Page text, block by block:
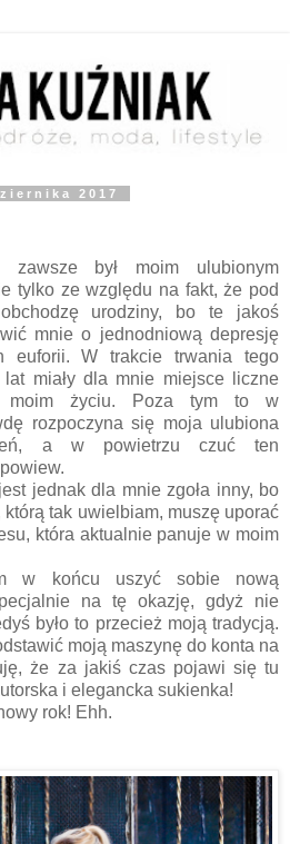
2017
zawsze był moim ulubionym
tylko ze względu na fakt, że pod
urodziny, bo te jakoś
mnie o jednodniową depresję
euforii. W trakcie trwania tego
miały dla mnie miejsce liczne
moim życiu. Poza tym to w
rozpoczyna się moja ulubiona
a w powietrzu czuć ten
jednak dla mnie zgoła inny, bo
tak uwielbiam, muszę uporać
która aktualnie panuje w moim
w końcu uszyć sobie nową
na tę okazję, gdyż nie
było to przecież moją tradycją.
moją maszynę do konta na
że za jakiś czas pojawi się tu
i elegancka sukienka!
rok! Ehh.